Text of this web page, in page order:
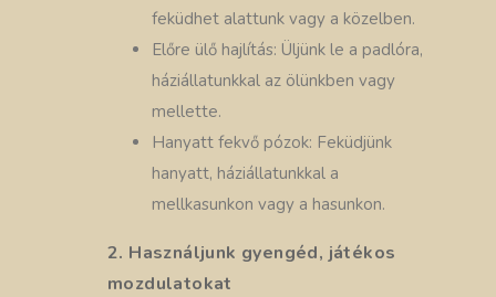
feküdhet alattunk vagy a közelben.
Előre ülő hajlítás: Üljünk le a padlóra,
háziállatunkkal az ölünkben vagy
mellette.
Hanyatt fekvő pózok: Feküdjünk
hanyatt, háziállatunkkal a
mellkasunkon vagy a hasunkon.
2. Használjunk gyengéd, játékos
mozdulatokat